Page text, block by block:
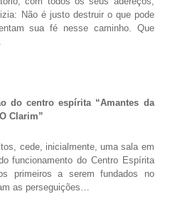
Não é justo destruir o que pode
sua fé nesse caminho. Que
do centro espírita “Amantes da
Clarim”
cede, inicialmente, uma sala em
funcionamento do Centro Espírita
primeiros a serem fundados no
as perseguições…